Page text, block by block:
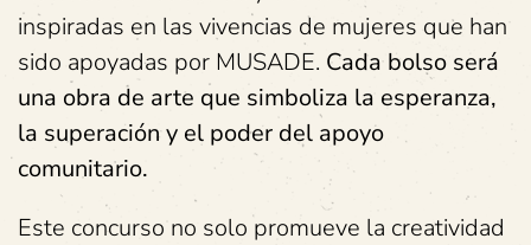
inspiradas en las vivencias de mujeres que han
sido apoyadas por MUSADE. Cada bolso será
una obra de arte que simboliza la esperanza,
la superación y el poder del apoyo
comunitario.
Este concurso no solo promueve la creatividad